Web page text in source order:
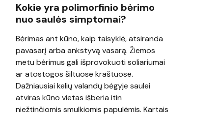
Kokie yra polimorfinio bėrimo
nuo saulės simptomai?
Bėrimas ant kūno, kaip taisyklė, atsiranda
pavasarį arba ankstyvą vasarą. Žiemos
metu bėrimus gali išprovokuoti soliariumai
ar atostogos šiltuose kraštuose.
Dažniausiai kelių valandų bėgyje saulei
atviras kūno vietas išberia itin
niežtinčiomis smulkiomis papulėmis. Kartais